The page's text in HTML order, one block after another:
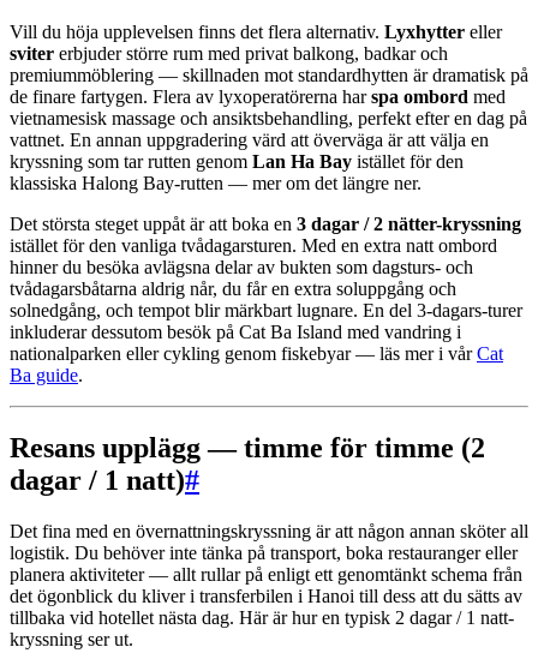
Vill du höja upplevelsen finns det flera alternativ. Lyxhytter eller
sviter erbjuder större rum med privat balkong, badkar och
premiummöblering — skillnaden mot standardhytten är dramatisk på
de finare fartygen. Flera av lyxoperatörerna harspa ombord med
vietnamesisk massage och ansiktsbehandling, perfekt efter en dag på
vattnet. En annan uppgradering värd att överväga är att välja en
kryssning som tar rutten genom Lan Ha Bay istället för den
klassiska Halong Bay-rutten — mer om det längre ner.
Det största steget uppåt är att boka en 3 dagar / 2 nätter-kryssning
istället för den vanliga tvådagarsturen. Med en extra natt ombord
hinner du besöka avlägsna delar av bukten som dagsturs- och
tvådagarsbåtarna aldrig når, du får en extra soluppgång och
solnedgång, och tempot blir märkbart lugnare. En del 3-dagars-turer
inkluderar dessutom besök på Cat Ba Island med vandring i
nationalparken eller cykling genom fiskebyar — läs mer i vårCat
Ba guide.
Resans upplägg — timme för timme (2
dagar / 1 natt)#
Det fina med en övernattningskryssning är att någon annan sköter all
logistik. Du behöver inte tänka på transport, boka restauranger eller
planera aktiviteter — allt rullar på enligt ett genomtänkt schema från
det ögonblick du kliver i transferbilen i Hanoi till dess att du sätts av
tillbaka vid hotellet nästa dag. Här är hur en typisk 2 dagar / 1 natt-
kryssning ser ut.